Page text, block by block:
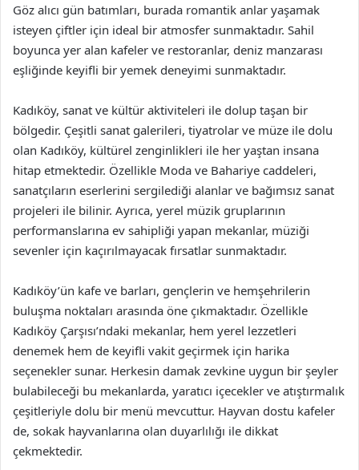
Göz alıcı gün batımları, burada romantik anlar yaşamak
isteyen çiftler için ideal bir atmosfer sunmaktadır. Sahil
boyunca yer alan kafeler ve restoranlar, deniz manzarası
eşliğinde keyifli bir yemek deneyimi sunmaktadır.
Kadıköy, sanat ve kültür aktiviteleri ile dolup taşan bir
bölgedir. Çeşitli sanat galerileri, tiyatrolar ve müze ile dolu
olan Kadıköy, kültürel zenginlikleri ile her yaştan insana
hitap etmektedir. Özellikle Moda ve Bahariye caddeleri,
sanatçıların eserlerini sergilediği alanlar ve bağımsız sanat
projeleri ile bilinir. Ayrıca, yerel müzik gruplarının
performanslarına ev sahipliği yapan mekanlar, müziği
sevenler için kaçırılmayacak fırsatlar sunmaktadır.
Kadıköy’ün kafe ve barları, gençlerin ve hemşehrilerin
buluşma noktaları arasında öne çıkmaktadır. Özellikle
Kadıköy Çarşısı’ndaki mekanlar, hem yerel lezzetleri
denemek hem de keyifli vakit geçirmek için harika
seçenekler sunar. Herkesin damak zevkine uygun bir şeyler
bulabileceği bu mekanlarda, yaratıcı içecekler ve atıştırmalık
çeşitleriyle dolu bir menü mevcuttur. Hayvan dostu kafeler
de, sokak hayvanlarına olan duyarlılığı ile dikkat
çekmektedir.